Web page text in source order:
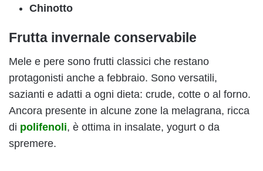
Chinotto
Frutta invernale conservabile
Mele e pere sono frutti classici che restano
protagonisti anche a febbraio. Sono versatili,
sazianti e adatti a ogni dieta: crude, cotte o al forno.
Ancora presente in alcune zone la melagrana, ricca
di polifenoli, è ottima in insalate, yogurt o da
spremere.